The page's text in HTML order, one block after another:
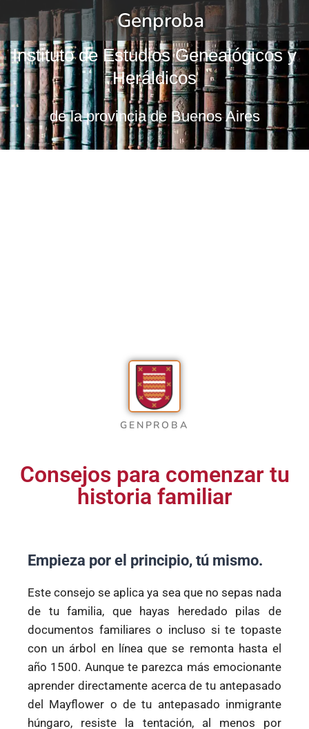
Genproba
Instituto de Estudios Genealógicos y
Heráldicos
de la provincia de Buenos Aires
GENPROBA
Consejos para comenzar tu
historia familiar
Empieza por el principio, tú mismo.
Este consejo se aplica ya sea que no sepas nada
de tu familia, que hayas heredado pilas de
documentos familiares o incluso si te topaste
con un árbol en línea que se remonta hasta el
año 1500. Aunque te parezca más emocionante
aprender directamente acerca de tu antepasado
del Mayflower o de tu antepasado inmigrante
húngaro, resiste la tentación, al menos por